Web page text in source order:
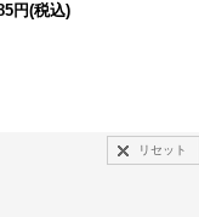
円(税込)
リセット